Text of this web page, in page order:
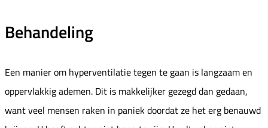
Behandeling
Een manier om hyperventilatie tegen te gaan is langzaam en
oppervlakkig ademen. Dit is makkelijker gezegd dan gedaan,
want veel mensen raken in paniek doordat ze het erg benauwd